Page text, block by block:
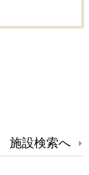
施設検索へ